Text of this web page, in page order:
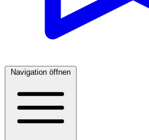
Navigation öffnen